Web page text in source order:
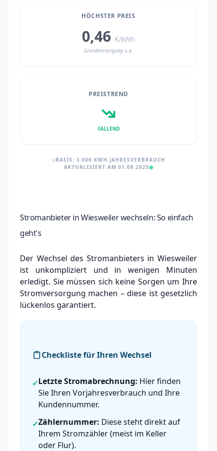
HÖCHSTER PREIS
0,46 €/kWh
Grundversorgung u.a.
PREISTREND
FALLEND
BASIS: 3.000 KWH JAHRESVERBRAUCH
AKTUALISIERT AM 01.08.2025
Stromanbieter in Wiesweiler wechseln: So einfach
geht's
Der Wechsel des Stromanbieters in Wiesweiler
ist unkompliziert und in wenigen Minuten
erledigt. Sie müssen sich keine Sorgen um Ihre
Stromversorgung machen – diese ist gesetzlich
lückenlos garantiert.
Checkliste für Ihren Wechsel
✓Letzte Stromabrechnung: Hier finden
Sie Ihren Vorjahresverbrauch und Ihre
Kundennummer.
✓Zählernummer: Diese steht direkt auf
Ihrem Stromzähler (meist im Keller
oder Flur).